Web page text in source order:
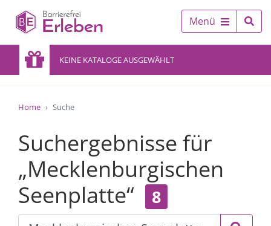
Menü
KEINE KATALOGE AUSGEWÄHLT
Home Suche
Suchergebnisse für
„Mecklenburgischen
Seenplatte“
8